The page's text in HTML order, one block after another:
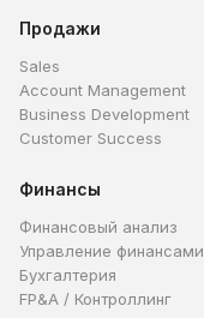
Продажи
Sales
Account Management
Business Development
Customer Success
Финансы
Финансовый анализ
Управление финансами
Бухгалтерия
FP&A / Контроллинг